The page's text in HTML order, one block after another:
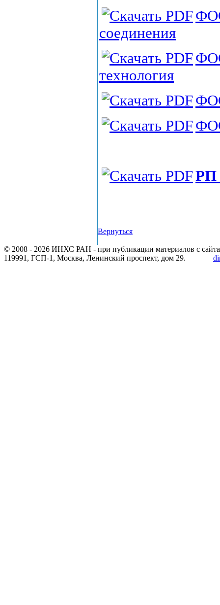
соединения
технология
РП
Вернуться
© 2008 - 2026 ИНХС РАН - при публикации материалов с сайта
119991, ГСП-1, Москва, Ленинский проспект, дом 29.